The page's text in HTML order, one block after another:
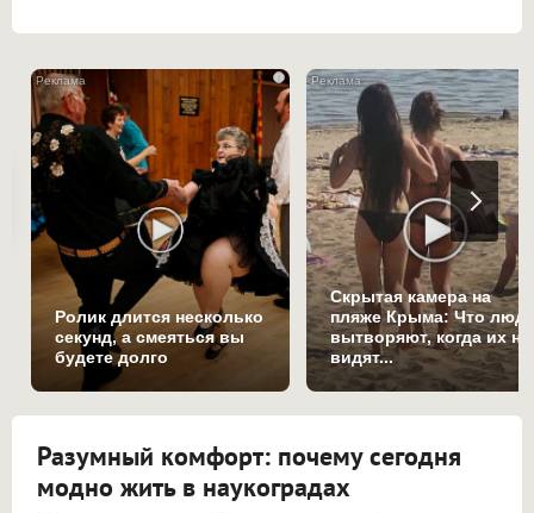
i
Ролик длится несколько
секунд, а смеяться вы
будете долго
Скрытая камера на
пляже Крыма: Что
вытворяют, когда их не
видят...
Разумный комфорт: почему сегодня
модно жить в наукоградах